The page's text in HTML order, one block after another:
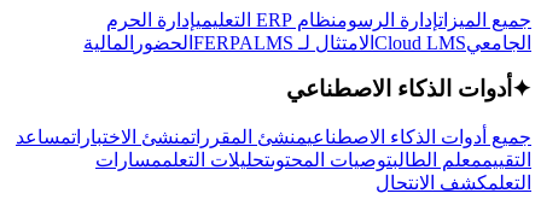
جميع الميزاتإدارة الرسومنظام ERP التعليمي
إدارة الحرم
الجامعيCloud LMS الامتثال لـ FERPA LMS الحضور المالية
✦ أدوات الذكاء الاصطناعي
جميع أدوات الذكاء الاصطناعيمنشئ المقرراتمنشئ الاختباراتمساعد
التقييممعلم الطالبتوصيات المحتوىتحليلات التعلممسارات
التعلمكشف الانتحال